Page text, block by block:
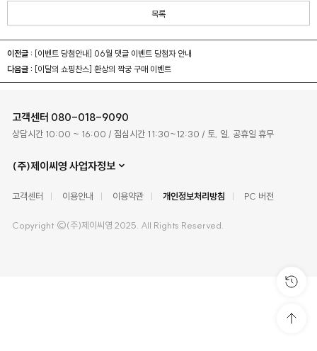
목록
이전글 : [이벤트 당첨안내] 06월 댓글 이벤트 당첨자 안내
다음글 : [이달의 쇼핑찬스] 환상의 짝궁 구매 이벤트
고객센터 080-018-9090
상담시간 10:00 ~ 16:00 / 점심시간 11:30~12:30 / 토, 일, 공휴일 휴무
(주)제이씨영 사업자정보
고객센터 이용안내 이용약관 개인정보처리방침 PC 버전
Copyright ©(주)제이씨영 2025. All Rights Reserved.